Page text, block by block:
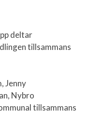
deltar
tillsammans
Jenny
Nybro
tillsammans